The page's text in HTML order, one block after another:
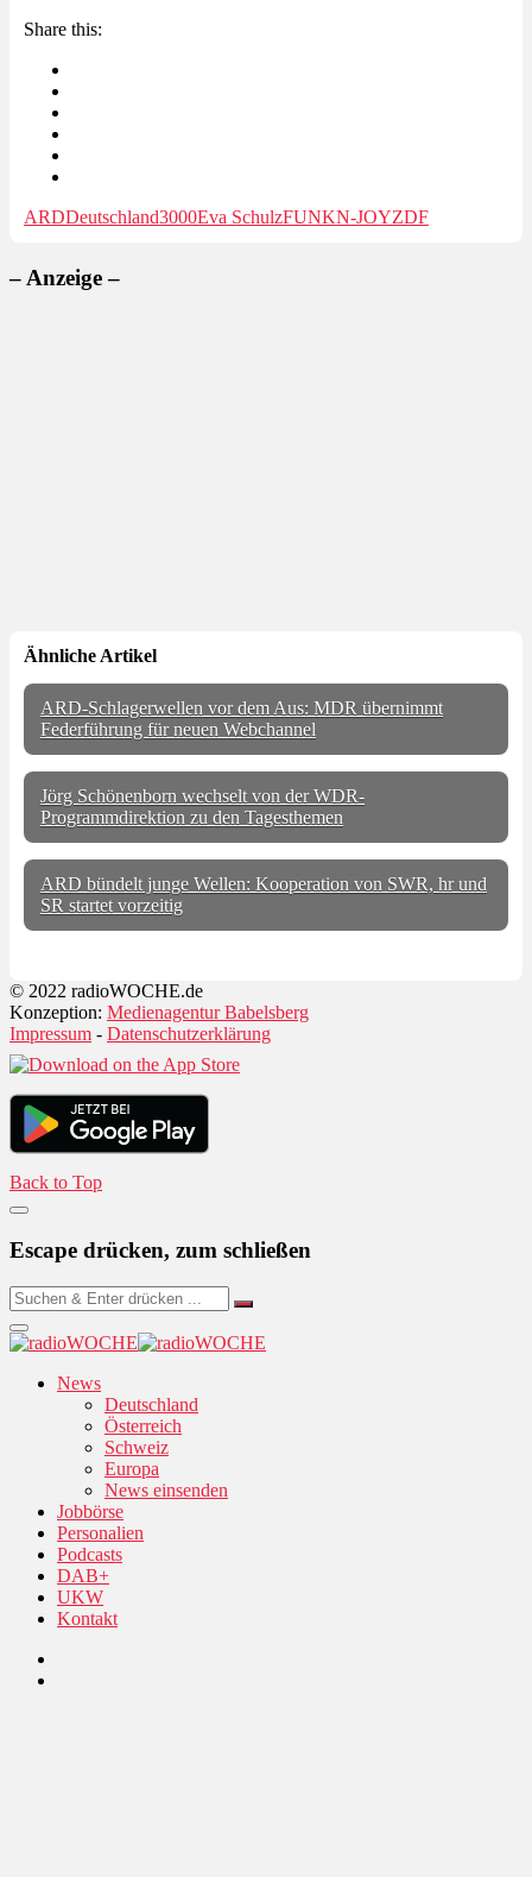
Share this:
ARDDeutschland3000Eva SchulzFUNKN-JOYZDF
– Anzeige –
Ähnliche Artikel
ARD-Schlagerwellen vor dem Aus: MDR übernimmt
Federführung für neuen Webchannel
Jörg Schönenborn wechselt von der WDR-
Programmdirektion zu den Tagesthemen
ARD bündelt junge Wellen: Kooperation von SWR, hr und
SR startet vorzeitig
© 2022 radioWOCHE.de
Konzeption: Medienagentur Babelsberg
Impressum - Datenschutzerklärung
Back to Top
Escape drücken, zum schließen
News
Deutschland
Österreich
Schweiz
Europa
News einsenden
Jobbörse
Personalien
Podcasts
DAB+
UKW
Kontakt